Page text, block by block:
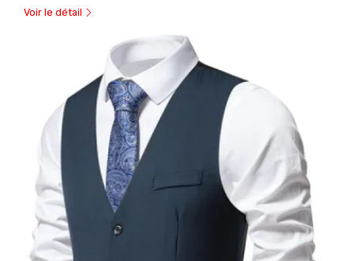
Voir le détail